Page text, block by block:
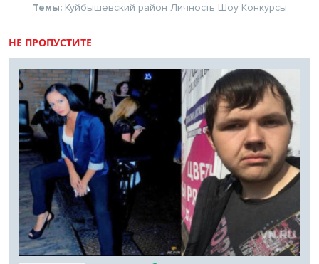
Темы: Куйбышевский район Личность Шоу Конкурсы
НЕ ПРОПУСТИТЕ